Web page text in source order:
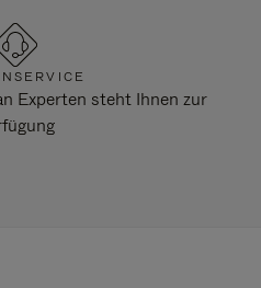
Experten steht Ihnen zur